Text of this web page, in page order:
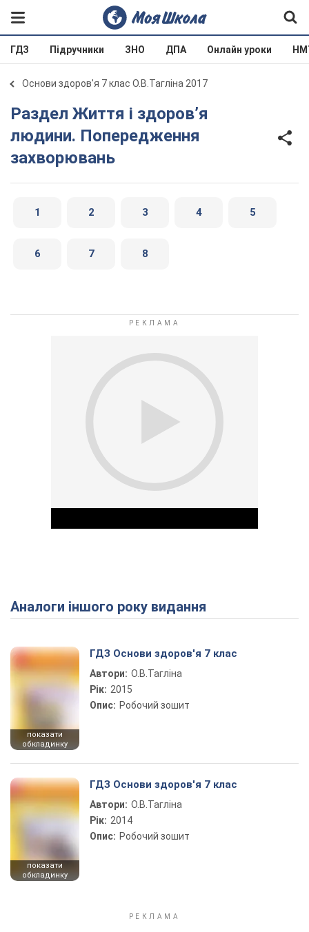
ГДЗ Підручники ЗНО ДПА Онлайн уроки
Основи здоров'я 7 клас О.В.Тагліна 2017
Раздел Життя і здоров’я
людини. Попередження
захворювань
1 2 3 4 5
6 7 8
Play Video
Аналоги іншого року видання
показати
обкладинку
ГДЗ Основи здоров'я 7 клас
Автори: О.В.Тагліна
Рік: 2015
Опис: Робочий зошит
показати
обкладинку
ГДЗ Основи здоров'я 7 клас
Автори: О.В.Тагліна
Рік: 2014
Опис: Робочий зошит